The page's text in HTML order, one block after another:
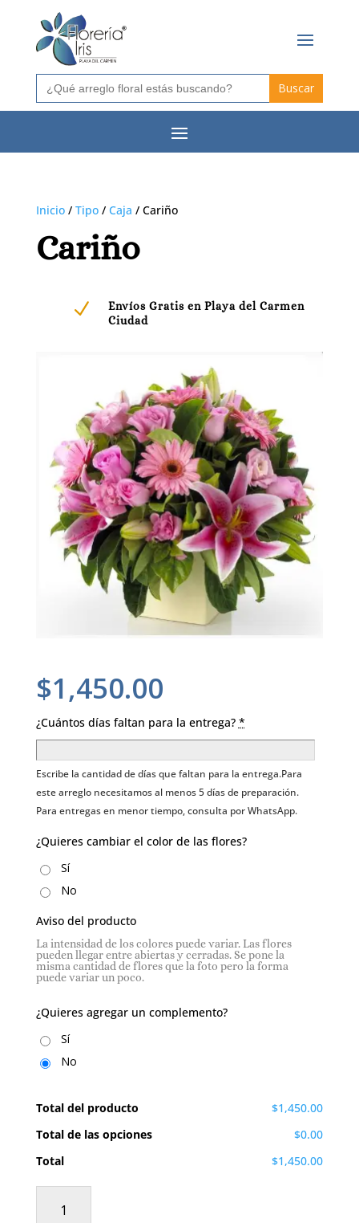
Buscar:
Inicio/ Tipo/ Caja / Cariño
Cariño
N
Envíos Gratis en Playa del Carmen
Ciudad
$1,450.00
¿Cuántos días faltan para la entrega? *
Escribe la cantidad de días que faltan para la entrega.Para
este arreglo necesitamos al menos 5 días de preparación.
Para entregas en menor tiempo, consulta por WhatsApp.
¿Quieres cambiar el color de las flores?
Sí
No
Aviso del producto
La intensidad de los colores puede variar. Las flores
pueden llegar entre abiertas y cerradas. Se pone la
misma cantidad de flores que la foto pero la forma
puede variar un poco.
¿Quieres agregar un complemento?
Sí
No
Total del producto
$1,450.00
Total de las opciones
$0.00
Total
$1,450.00
cantidad